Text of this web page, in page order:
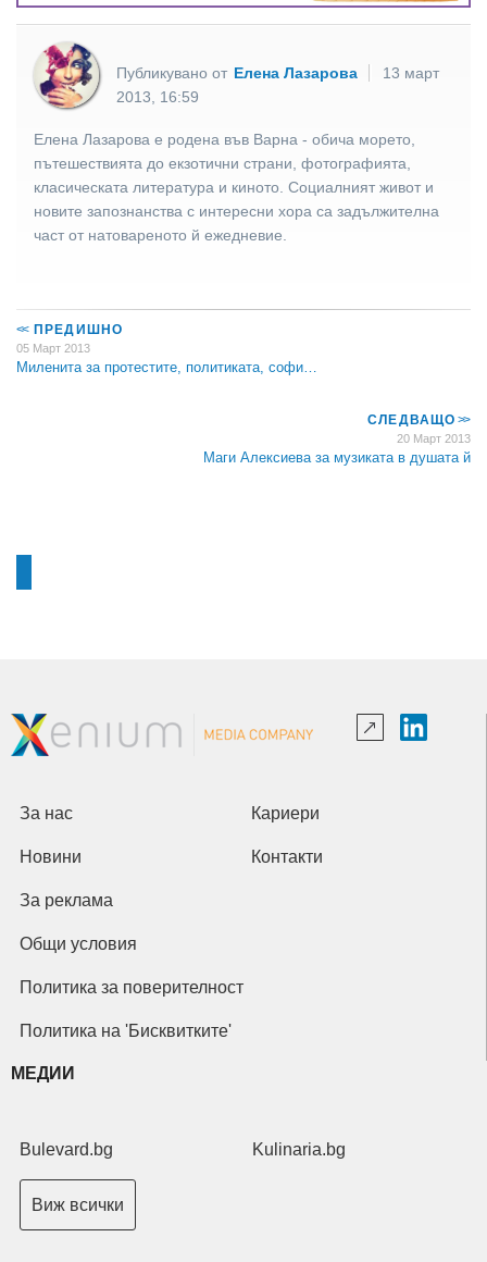
Публикувано от Елена Лазарова
13 март
2013, 16:59
Елена Лазарова е родена във Варна - обича морето,
пътешествията до екзотични страни, фотографията,
класическата литература и киното. Социалният живот и
новите запознанства с интересни хора са задължителна
част от натовареното й ежедневие.
<<ПРЕДИШНО
05 Март 2013
Миленита за протестите, политиката, софи…
СЛЕДВАЩО>>
20 Март 2013
Маги Алексиева за музиката в душата й
За нас Кариери
Новини Контакти
За реклама
Общи условия
Политика за поверителност
Политика на 'Бисквитките'
МЕДИИ
Bulevard.bg Kulinaria.bg
Виж всички